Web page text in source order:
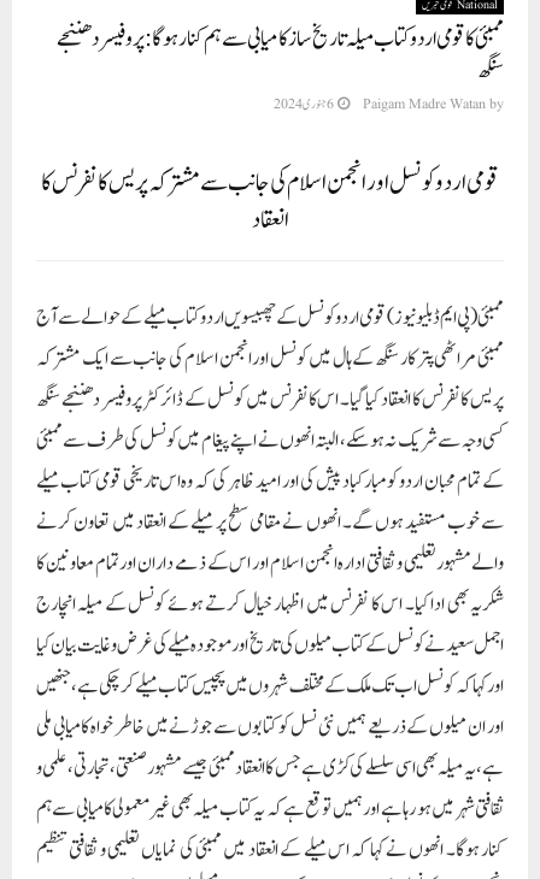
National قومی خبریں
ممبئی کا قومی اردو کتاب میلہ تاریخ ساز کامیابی سے ہم کنار ہوگا : پروفیسر دھننجے
سنگھ
by
Paigam Madre Watan 6 جنوری 2024
قومی اردو کونسل اور انجمن اسلام کی جانب سے مشترکہ پریس کانفرنس کا
انعقاد
ممبئی(پی ایم ڈبلیو نیوز) قومی اردو کونسل کے چھبیسویں اردو کتاب میلے کے حوالے سے آج
ممبئی مراٹھی پتر کار سنگھ کے ہال میں کونسل اور انجمن اسلام کی جانب سے ایک مشترکہ
پریس کانفرنس کا انعقاد کیا گیا۔ اس کانفرنس میں کونسل کے ڈائرکٹر پروفیسر دھننجے سنگھ
کسی وجہ سے شریک نہ ہوسکے، البتہ انھوں نے اپنے پیغام میں کونسل کی طرف سے ممبئی
کے تمام محبان اردو کو مبارکباد پیش کی اور امید ظاہر کی کہ وہ اس تاریخی قومی کتاب میلے
سے خوب مستفید ہوں گے۔ انھوں نے مقامی سطح پر میلے کے انعقاد میں تعاون کرنے
والے مشہور تعلیمی و ثقافتی ادارہ انجمن اسلام اور اس کے ذمے داران اور تمام معاونین کا
شکریہ بھی ادا کیا۔ اس کا نفرنس میں اظہار خیال کرتے ہوئے کونسل کے میلہ انچارج
اجمل سعید نے کونسل کے کتاب میلوں کی تاریخ اور موجودہ میلے کی غرض و غایت بیان کیا
اور کہا کہ کونسل اب تک ملک کے مختلف شہروں میں پچیس کتاب میلے کر چکی ہے، جنھیں
اور ان میلوں کے ذریعے ہمیں نئی نسل کو کتابوں سے جوڑنے میں خاطر خواہ کامیابی ملی
ہے، یہ میلہ بھی اسی سلسلے کی کڑی ہے جس کا انعقاد ممبئی جیسے مشہور صنعتی ، تجارتی، علمی و
ثقافتی شہر میں ہو رہا ہے اور ہمیں توقع ہے کہ یہ کتاب میلہ بھی غیرمعمولی کامیابی سے ہم
کنار ہوگا۔ انھوں نے کہا کہ اس میلے کے انعقاد میں ممبئی کی نمایاں تعلیمی و ثقافتی تنظیم